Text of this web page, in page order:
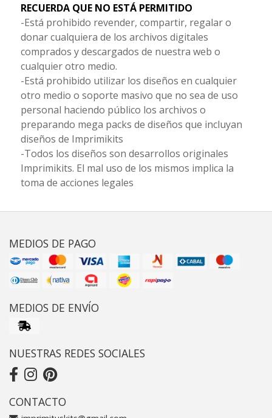
RECUERDA QUE NO ESTÁ PERMITIDO
-Está prohibido revender, compartir, regalar o
donar cualquiera de los archivos digitales
comprados y descargados de nuestra web o
cualquier otro medio.
-Está prohibido utilizar los diseños en cualquier
otro medio o soporte masivo que no sea de uso
personal haciendo público los archivos o
preparando mega packs de diseños que incluyan
diseños de Imprimikits
-Todos los diseños son desarrollos originales
Imprimikits. El mal uso de los mismos implica la
toma de acciones legales
MEDIOS DE PAGO
MEDIOS DE ENVÍO
NUESTRAS REDES SOCIALES
CONTACTO